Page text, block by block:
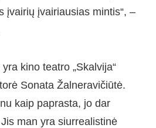
įvairių įvairiausias mintis“, –
kino teatro „Skalvija“
Sonata Žalneravičiūtė.
kaip paprasta, jo dar
man yra siurrealistinė